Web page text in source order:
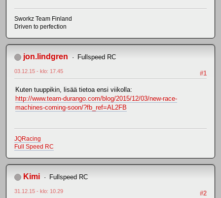
Sworkz Team Finland
Driven to perfection
jon.lindgren Fullspeed RC
#1
03.12.15 - klo: 17.45
Kuten tuuppikin, lisää tietoa ensi viikolla:
http://www.team-durango.com/blog/2015/12/03/new-race-
machines-coming-soon/?fb_ref=AL2FB
JQRacing
Full Speed RC
Kimi Fullspeed RC
#2
31.12.15 - klo: 10.29